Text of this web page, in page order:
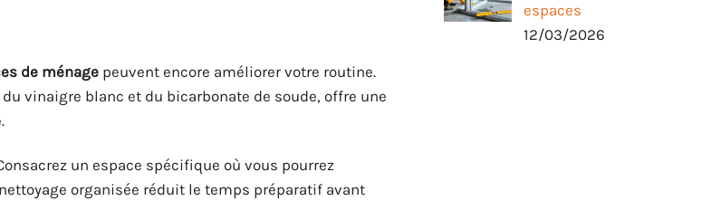
de ménage peuvent encore améliorer votre routine.
vinaigre blanc et du bicarbonate de soude, offre une
un espace spécifique où vous pourrez
organisée réduit le temps préparatif avant
espaces
12/03/2026